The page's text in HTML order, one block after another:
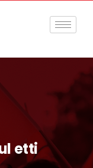
etti